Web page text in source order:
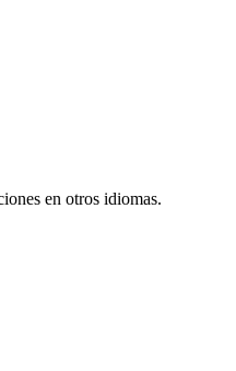
en otros idiomas.